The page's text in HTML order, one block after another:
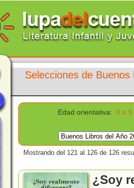
Selecciones de Buenos
Edad orientativa: 0 a 5
Mostrando del 121 al 126 de 126
¿Soy